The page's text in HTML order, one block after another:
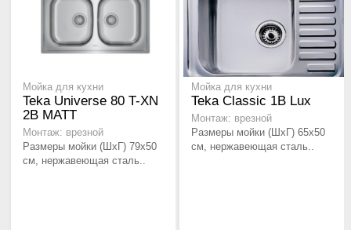
Мойка для кухни
Teka Universe 80 T-XN
2B MATT
Монтаж: врезной
Размеры мойки (ШхГ) 79х50
см, нержавеющая сталь..
Мойка для кухни
Teka Classic 1B Lux
Монтаж: врезной
Размеры мойки (ШхГ) 65х50
см, нержавеющая сталь..